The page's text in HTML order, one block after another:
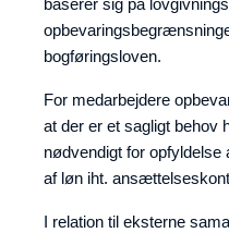
baserer sig på
bogføringsloven.
For medarbejdere
at der er et sagligt behov
nødvendigt for opfyldelse
af løn iht.
I relation til eksterne